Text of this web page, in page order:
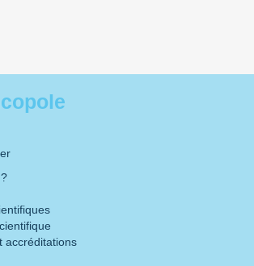
accréditations